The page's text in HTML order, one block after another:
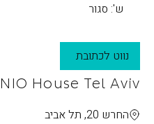
ש': סגור
נווט לכתובת
NIO House Tel Aviv
החרש 20, תל אביב